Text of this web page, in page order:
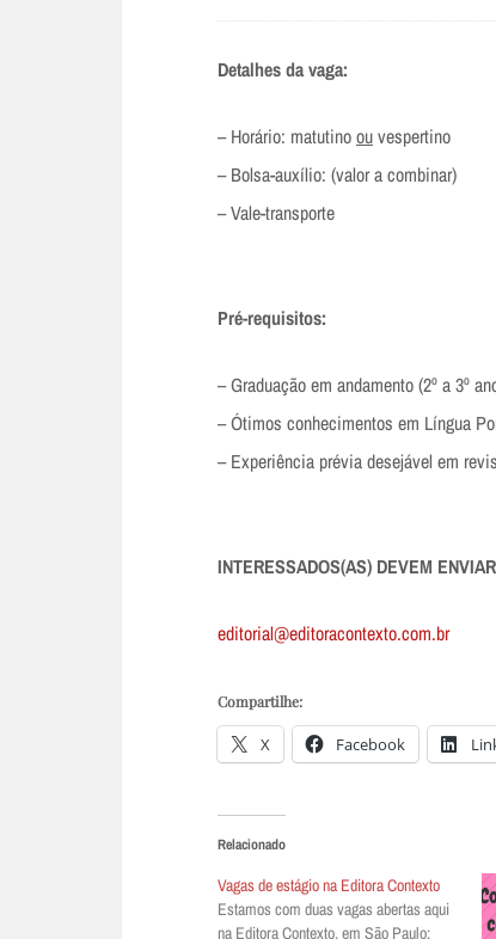
Detalhes da vaga:
– Horário: matutinoouvespertino
– Bolsa-auxílio: (valor a combinar)
– Vale-transporte
Pré-requisitos:
– Graduação em andamento (2º a 3º
– Ótimos conhecimentos em Língua
– Experiência prévia desejável em
INTERESSADOS(AS) DEVEM
editorial@editoracontexto.com.br
Compartilhe:
X Facebook
Relacionado
Vagas de estágio na Editora Contexto
Estamos com duas vagas abertas aqui
na Editora Contexto, em São Paulo: